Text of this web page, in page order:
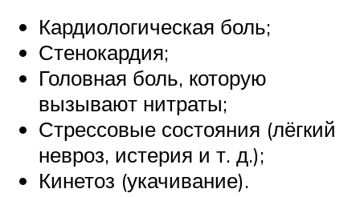
Кардиологическая боль;
Стенокардия;
Головная боль, которую
вызывают нитраты;
Стрессовые состояния (лёгкий
невроз, истерия и т. д.);
Кинетоз (укачивание).